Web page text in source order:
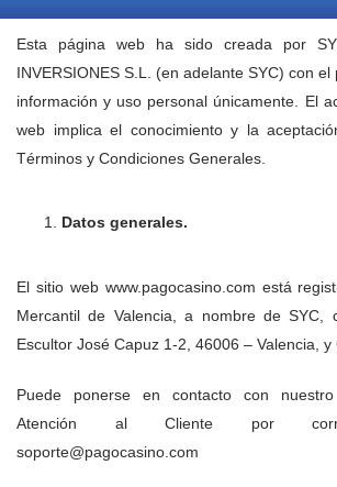
Esta página web ha sido creada por
INVERSIONES S.L. (en adelante SYC) con
información y uso personal únicamente. El
web implica el conocimiento y la
Términos y Condiciones Generales.
Datos generales.
El sitio web www.pagocasino.com está
Mercantil de Valencia, a nombre de SYC,
Escultor José Capuz 1-2, 46006 – Valencia, y
Puede ponerse en contacto con
Atención al Cliente por
soporte@pagocasino.com